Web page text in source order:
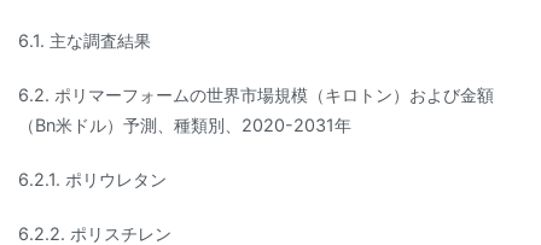
6.1. 主な調査結果
6.2. ポリマーフォームの世界市場規模（キロトン）および金額
（Bn米ドル）予測、種類別、2020-2031年
6.2.1. ポリウレタン
6.2.2. ポリスチレン